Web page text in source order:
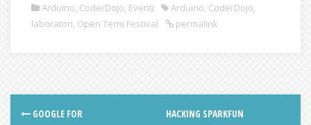
Arduino CoderDojo Eventi Arduino CoderDojo
laboratori Open Terni Festival permalink
GOOGLE FOR
HACKING SPARKFUN